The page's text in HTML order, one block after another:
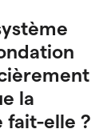
la
fait-elle ?